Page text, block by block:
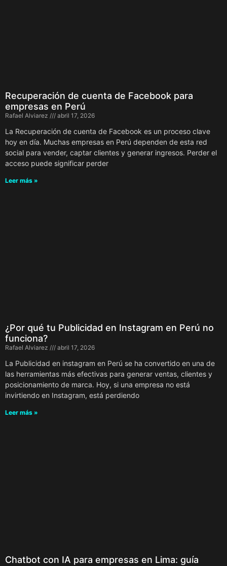
Recuperación de cuenta de Facebook para
empresas en Perú
Rafael Alviarez abril 17, 2026
La Recuperación de cuenta de Facebook es un proceso clave
hoy en día. Muchas empresas en Perú dependen de esta red
social para vender, captar clientes y generar ingresos. Perder el
acceso puede significar perder
Leer más »
¿Por qué tu Publicidad en Instagram en Perú no
funciona?
Rafael Alviarez abril 17, 2026
La Publicidad en instagram en Perú se ha convertido en una de
las herramientas más efectivas para generar ventas, clientes y
posicionamiento de marca. Hoy, si una empresa no está
invirtiendo en Instagram, está perdiendo
Leer más »
Chatbot con IA para empresas en Lima: guía